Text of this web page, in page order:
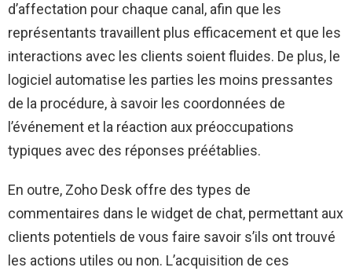
d’affectation pour chaque canal, afin que les
représentants travaillent plus efficacement et que les
interactions avec les clients soient fluides. De plus, le
logiciel automatise les parties les moins pressantes
de la procédure, à savoir les coordonnées de
l’événement et la réaction aux préoccupations
typiques avec des réponses préétablies.
En outre, Zoho Desk offre des types de
commentaires dans le widget de chat, permettant aux
clients potentiels de vous faire savoir s’ils ont trouvé
les actions utiles ou non. L’acquisition de ces